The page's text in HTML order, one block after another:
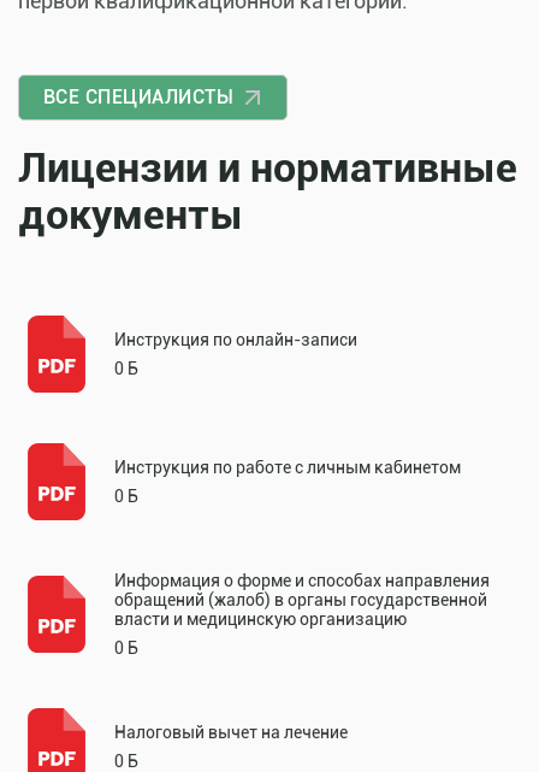
ВСЕ СПЕЦИАЛИСТЫ
Лицензии и нормативные
документы
Инструкция по онлайн-записи
0 Б
Инструкция по работе с личным кабинетом
0 Б
Информация о форме и способах направления
обращений (жалоб) в органы государственной
власти и медицинскую организацию
0 Б
Налоговый вычет на лечение
0 Б